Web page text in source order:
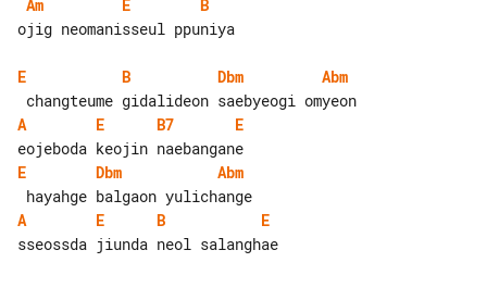
Am E
B
ojig neomanisseul ppuniya
E B Dbm
Abm
A
E B7
E
E
Dbm
Abm
A
E B
E
sseossda jiunda neol salanghae